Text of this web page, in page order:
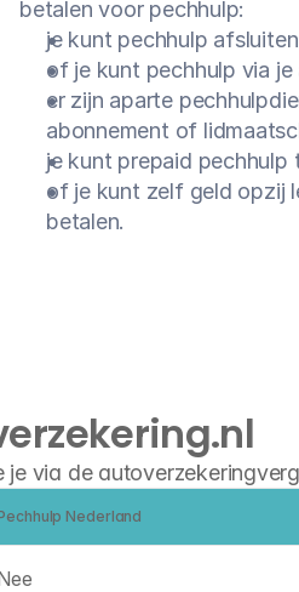
Nu open
betalen voor pechhulp:
je kunt pechhulp
of je kunt pechhulp via
er zijn aparte
abonnement of
je kunt prepaid pechhulp
of je kunt zelf geld opzij
betalen.
via de
Nederland